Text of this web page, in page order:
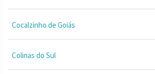
Cocalzinho de Goiás
Colinas do Sul